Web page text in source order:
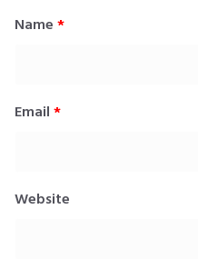
Name *
Email *
Website